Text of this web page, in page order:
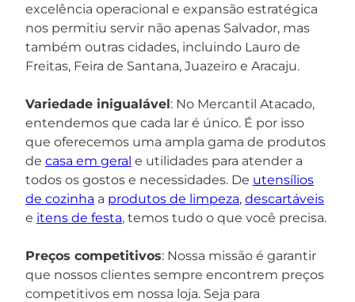
excelência operacional e expansão estratégica
nos permitiu servir não apenas Salvador, mas
também outras cidades, incluindo Lauro de
Freitas, Feira de Santana, Juazeiro e Aracaju.
Variedade inigualável: No Mercantil Atacado,
entendemos que cada lar é único. É por isso
que oferecemos uma ampla gama de produtos
de casa em geral e utilidades para atender a
todos os gostos e necessidades. De utensílios
de cozinha a produtos de limpeza, descartáveis
e itens de festa, temos tudo o que você precisa.
Preços competitivos: Nossa missão é garantir
que nossos clientes sempre encontrem preços
competitivos em nossa loja. Seja para